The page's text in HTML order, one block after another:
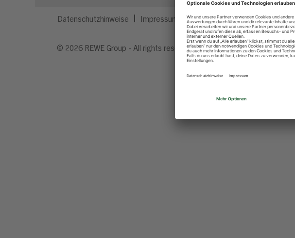
Datenschutzhinweise Impressum Privatsphäre-Einstellungen
© 2026 REWE Group - All rights reserved